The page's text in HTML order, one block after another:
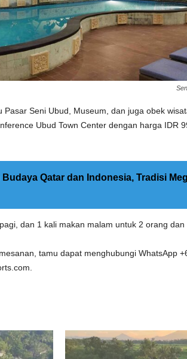
Pasar Seni Ubud, Museum, dan juga obek
Ubud Town Center dengan harga
Qatar dan Indonesia, Tradisi
dan 1 kali makan malam untuk 2 orang
tamu dapat menghubungi WhatsApp